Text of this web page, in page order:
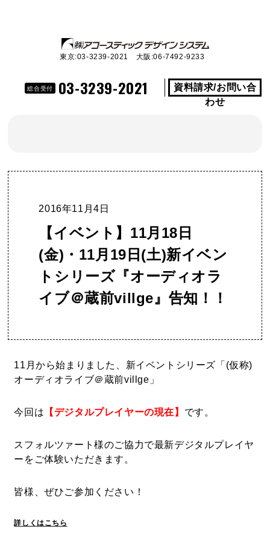
東京:03-3239-2021 大阪:06-7492-9233
総合受付 03-3239-2021
資料請求/お問い合
わせ
2016年11月4日
【イベント】11月18日
(金)・11月19日(土)新イベン
トシリーズ『オーディオラ
イブ＠蔵前villge』告知！！
11月から始まりました、新イベントシリーズ「(仮称)
オーディオライブ＠蔵前villge 」
今回は 【デジタルプレイヤーの現在】 です。
スフォルツァート様のご協力で最新デジタルプレイヤ
ーをご体験いただきます。
皆様、ぜひご参加ください！
詳しくはこちら